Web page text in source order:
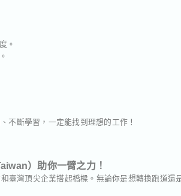
。
不斷學習，一定能找到理想的工作！
）助你一臂之力！
臺灣頂尖企業搭起橋樑。無論你是想轉換跑道還